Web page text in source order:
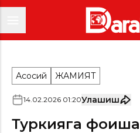
Асосий ЖАМИЯТ
14.02.2026 01:20Улашиш
Туркияга